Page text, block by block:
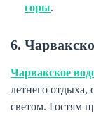
горы.
6.
Чарвакское
летнего отдыха,
светом. Гостям